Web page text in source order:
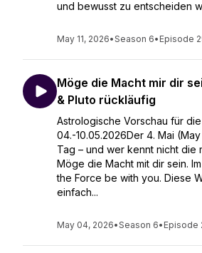
und bewusst zu entscheiden
May 11, 2026•Season 6• Episode
Möge die Macht mir dir
& Pluto rückläufig
Astrologische Vorschau für
04.-10.05.2026Der 4. Mai
Tag – und wer kennt nicht die
Möge die Macht mit dir sein.
the Force be with you. Diese
einfach...
May 04, 2026•Season 6• Episode